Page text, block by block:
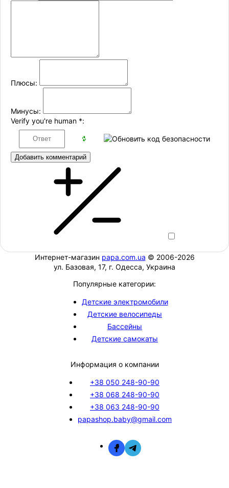
Плюсы:
Минусы:
Verify you're human *:
Добавить комментарий
Интернет-магазин papa.com.ua © 2006-2026
ул. Базовая, 17, г. Одесса, Украина
Популярные категории:
Детские электромобили
Детские велосипеды
Бассейны
Детские самокаты
Информация о компании
+38 050 248-90-90
+38 068 248-90-90
+38 063 248-90-90
papashop.baby@gmail.com